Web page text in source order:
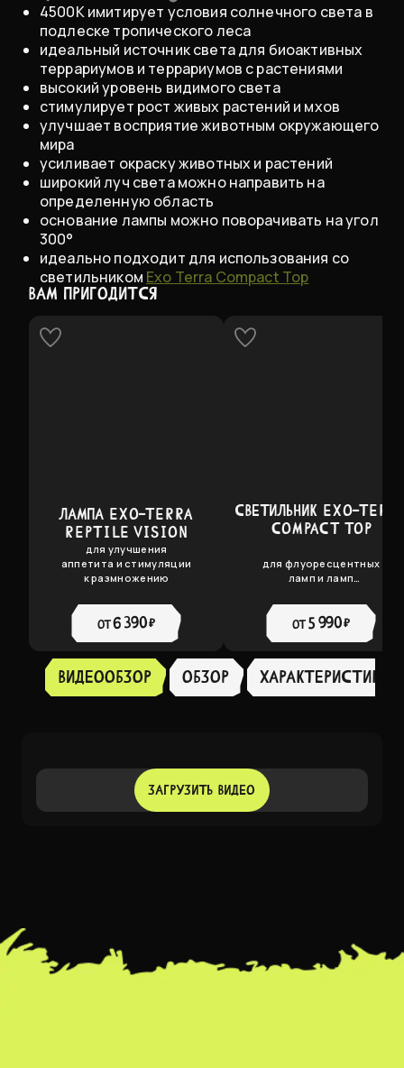
4500K имитирует условия солнечного света в
подлеске тропического леса
идеальный источник света для биоактивных
террариумов и террариумов с растениями
высокий уровень видимого света
стимулирует рост живых растений и мхов
улучшает восприятие животным окружающего
мира
усиливает окраску животных и растений
широкий луч света можно направить на
определенную область
основание лампы можно поворачивать на угол
300°
идеально подходит для использования со
светильником Exo Terra Compact Top
ВАМ ПРИГОДИТСЯ
ЛАМПА EXO-TERRA
REPTILE VISION
для улучшения
аппетита и стимуляции
к размножению
от6 390 ₽
СВЕТИЛЬНИК EXO-
COMPACT TOP
для флуоресцентных
ламп и ламп
от5 990 ₽
Видеообзор Обзор ХАРАКТЕРИСТИКИ
ЗАГРУЗИТЬ ВИДЕО